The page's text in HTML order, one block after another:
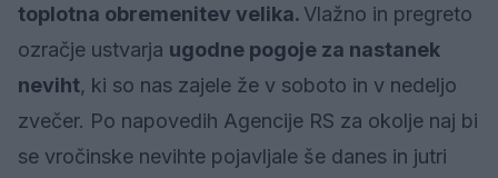
toplotna obremenitev velika. Vlažno in pregreto
ozračje ustvarja ugodne pogoje za nastanek
neviht, ki so nas zajele že v soboto in v nedeljo
zvečer. Po napovedih Agencije RS za okolje naj bi
se vročinske nevihte pojavljale še danes in jutri